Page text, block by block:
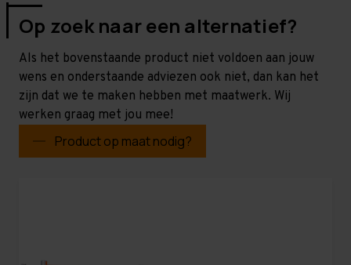
Op zoek naar een alternatief?
Als het bovenstaande product niet voldoen aan jouw
wens en onderstaande adviezen ook niet, dan kan het
zijn dat we te maken hebben met maatwerk. Wij
werken graag met jou mee!
Product op maat nodig?